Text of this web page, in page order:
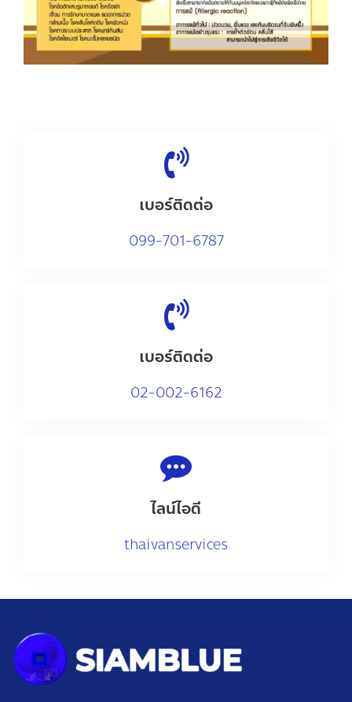
เบอร์ติดต่อ
099-701-6787
เบอร์ติดต่อ
02-002-6162
ไลน์ไอดี
thaivanservices